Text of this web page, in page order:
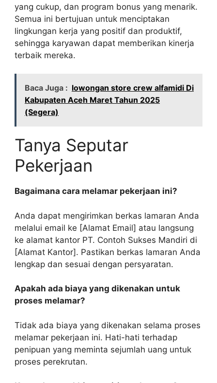
yang cukup, dan program bonus yang menarik.
Semua ini bertujuan untuk menciptakan
lingkungan kerja yang positif dan produktif,
sehingga karyawan dapat memberikan kinerja
terbaik mereka.
Baca Juga : lowongan store crew alfamidi Di
Kabupaten Aceh Maret Tahun 2025
(Segera)
Tanya Seputar
Pekerjaan
Bagaimana cara melamar pekerjaan ini?
Anda dapat mengirimkan berkas lamaran Anda
melalui email ke [Alamat Email] atau langsung
ke alamat kantor PT. Contoh Sukses Mandiri di
[Alamat Kantor]. Pastikan berkas lamaran Anda
lengkap dan sesuai dengan persyaratan.
Apakah ada biaya yang dikenakan untuk
proses melamar?
Tidak ada biaya yang dikenakan selama proses
melamar pekerjaan ini. Hati-hati terhadap
penipuan yang meminta sejumlah uang untuk
proses perekrutan.